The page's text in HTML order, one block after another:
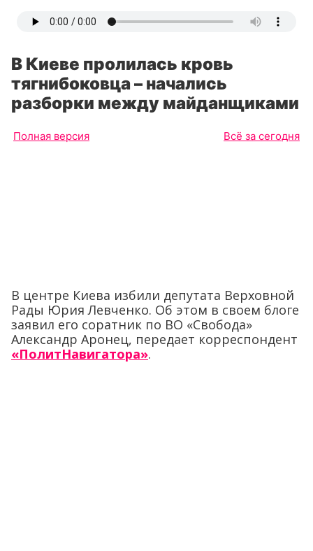
В Киеве пролилась кровь
тягнибоковца – начались
разборки между майданщиками
Полная версия Всё за сегодня
В центре Киева избили депутата Верховной
Рады Юрия Левченко. Об этом в своем блоге
заявил его соратник по ВО «Свобода»
Александр Аронец, передает корреспондент
«ПолитНавигатора».